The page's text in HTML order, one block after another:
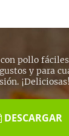
pollo
y para
¡Deliciosas!
DESCARGAR